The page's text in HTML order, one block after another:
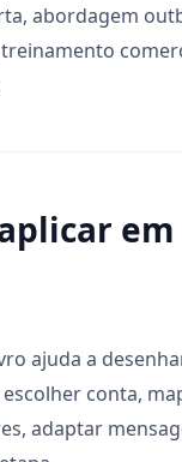
abordagem
ajuda a
conta,
adaptar